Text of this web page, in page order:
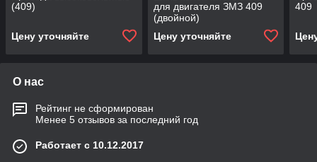
(409)
Цену уточняйте
для двигателя ЗМЗ 409
(двойной)
Цену уточняйте
409
О нас
Рейтинг не сформирован
Менее 5 отзывов за последний год
Работает с 10.12.2017